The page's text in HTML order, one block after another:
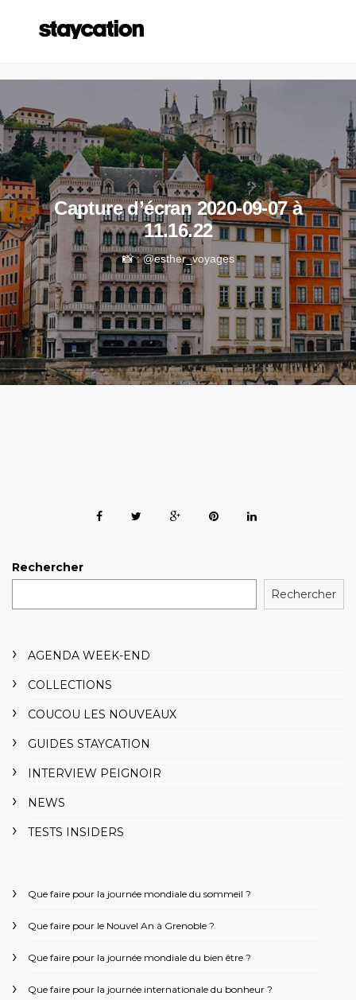
Capture d’écran 2020-09-07 à
11.16.22
📸 : @esther_voyages
Rechercher
Rechercher
AGENDA WEEK-END
COLLECTIONS
COUCOU LES NOUVEAUX
GUIDES STAYCATION
INTERVIEW PEIGNOIR
NEWS
TESTS INSIDERS
Que faire pour la journée mondiale du sommeil ?
Que faire pour le Nouvel An à Grenoble ?
Que faire pour la journée mondiale du bien être ?
Que faire pour la journée internationale du bonheur ?